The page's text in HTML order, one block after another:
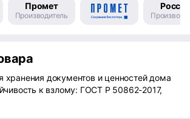
Промет
Производитель
Россия
хранения документов и ценностей дома
к взлому: ГОСТ Р 50862-2017,